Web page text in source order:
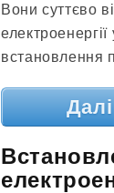
Вони суттєво
встановлення
Далі